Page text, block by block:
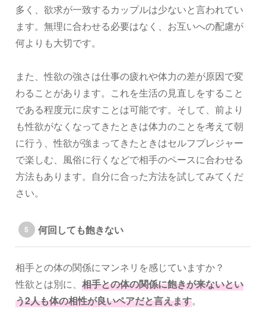
多く、欲求が一致するカップルは少ないと言われてい
ます。無理に合わせる必要はなく、お互いへの配慮が
何よりも大切です。
また、性欲の強さは仕事の疲れや体力の差が原因で変
わることがあります。これを生活の見直しをすること
である程度元に戻すことは可能です。そして、前より
も性欲がなくなってきたときは体力のことを考えて朝
に行う、性欲が強まってきたときはセルフプレジャー
で楽しむ、風俗に行くなどで相手のペースに合わせる
方法もあります。自分に合った方法を試してみてくだ
さい。
何回しても飽きない
相手との体の関係にマンネリを感じていますか？
性欲とは別に、 相手との体の関係に飽きが来ないとい
う2人も体の相性が良いペアだと言えます。